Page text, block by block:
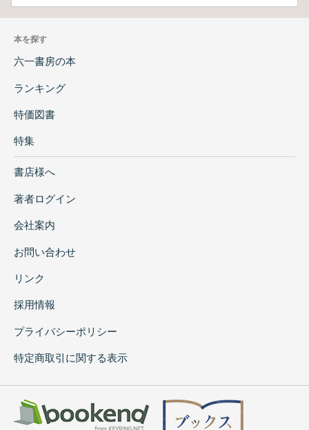
本を探す
六一書房の本
ランキング
特価図書
特集
書店様へ
著者ログイン
会社案内
お問い合わせ
リンク
採用情報
プライバシーポリシー
特定商取引に関する表示